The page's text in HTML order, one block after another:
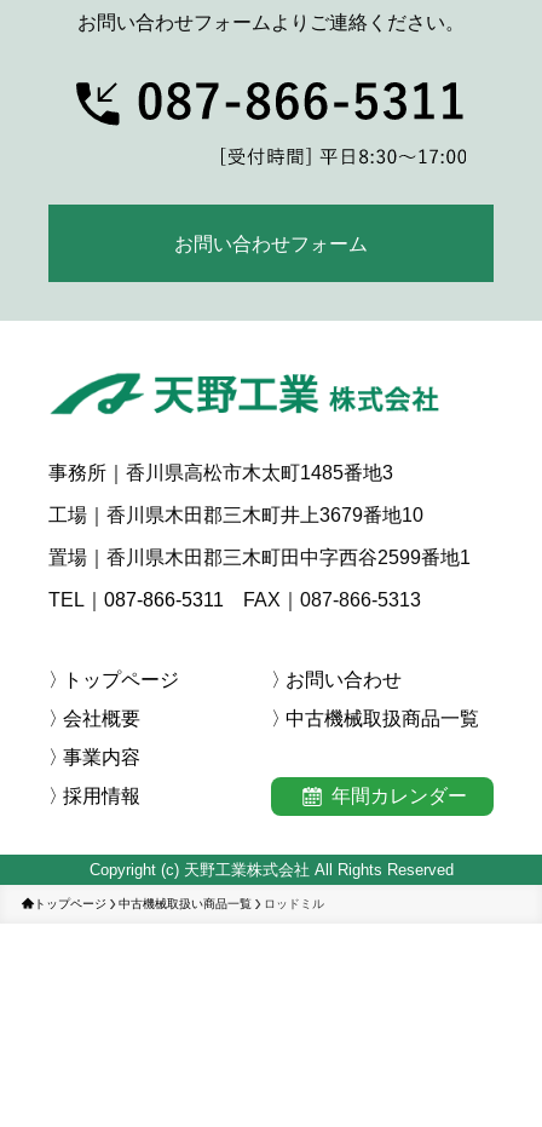
お問い合わせフォームよりご連絡ください。
お問い合わせフォーム
事務所｜香川県高松市木太町1485番地3
工場｜香川県木田郡三木町井上3679番地10
置場｜香川県木田郡三木町田中字西谷2599番地1
TEL｜087-866-5311 FAX｜087-866-5313
トップページ
会社概要
事業内容
採用情報
お問い合わせ
中古機械取扱商品一覧
年間カレンダー
Copyright (c) 天野工業株式会社 All Rights Reserved
トップページ 中古機械取扱い商品一覧 ロッドミル